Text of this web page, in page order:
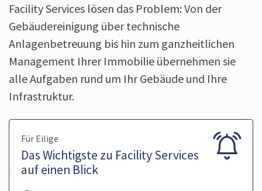
Facility Services lösen das Problem: Von der
Gebäudereinigung über technische
Anlagenbetreuung bis hin zum ganzheitlichen
Management Ihrer Immobilie übernehmen sie
alle Aufgaben rund um Ihr Gebäude und Ihre
Infrastruktur.
Für Eilige
Das Wichtigste zu Facility Services
auf einen Blick